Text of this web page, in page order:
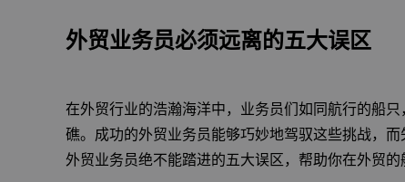
外贸业务员必须远离的五大误区
在外贸行业的浩瀚海洋中，业务员们如同航行的船
礁。成功的外贸业务员能够巧妙地驾驭这些挑战，
外贸业务员绝不能踏进的五大误区，帮助你在外贸的